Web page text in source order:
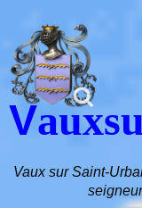
V
Vaux sur Saint-